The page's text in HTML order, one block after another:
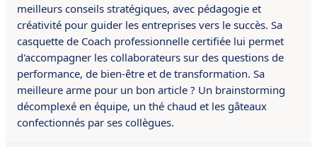
meilleurs conseils stratégiques, avec pédagogie et
créativité pour guider les entreprises vers le succès. Sa
casquette de Coach professionnelle certifiée lui permet
d'accompagner les collaborateurs sur des questions de
performance, de bien-être et de transformation. Sa
meilleure arme pour un bon article ? Un brainstorming
décomplexé en équipe, un thé chaud et les gâteaux
confectionnés par ses collègues.